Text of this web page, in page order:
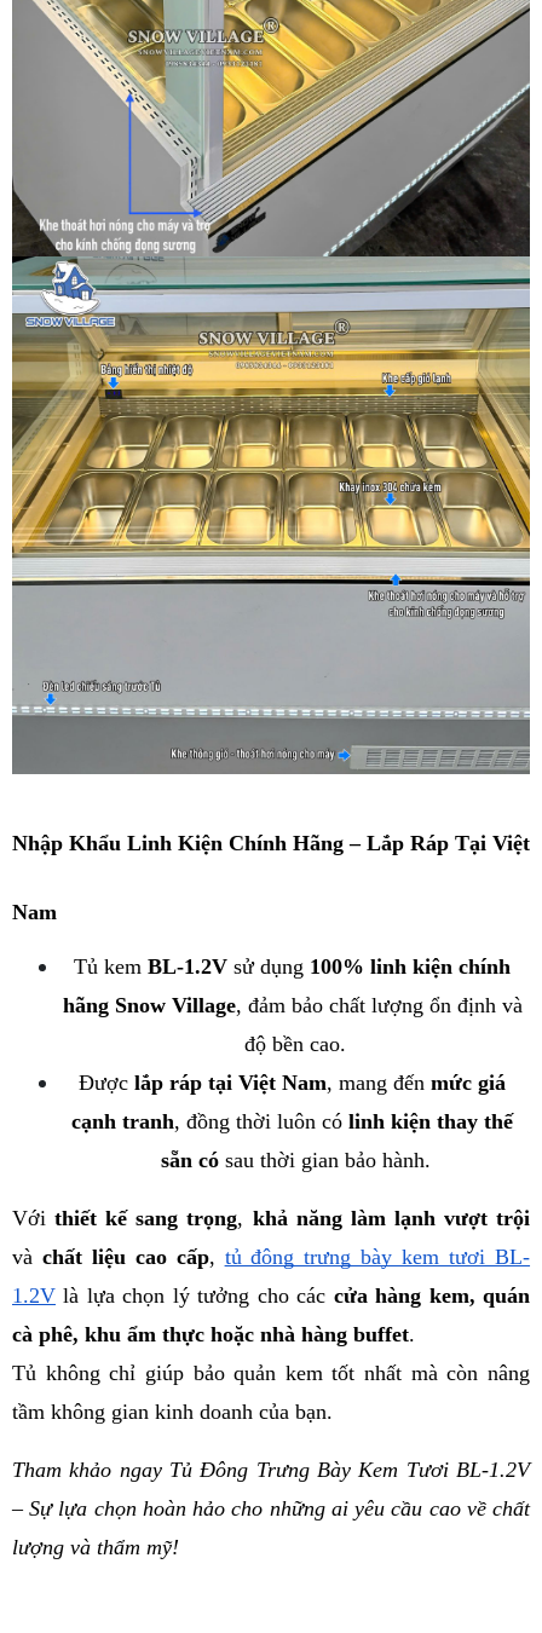
Nhập Khẩu Linh Kiện Chính Hãng – Lắp Ráp Tại Việt
Nam
Tủ kem BL-1.2V sử dụng 100% linh kiện chính
hãng Snow Village, đảm bảo chất lượng ổn định và
độ bền cao.
Được lắp ráp tại Việt Nam, mang đến mức giá
cạnh tranh, đồng thời luôn có linh kiện thay thế
sẵn có sau thời gian bảo hành.
Với thiết kế sang trọng, khả năng làm lạnh vượt trội
và chất liệu cao cấp, tủ đông trưng bày kem tươi BL-
1.2V là lựa chọn lý tưởng cho các cửa hàng kem, quán
cà phê, khu ẩm thực hoặc nhà hàng buffet.
Tủ không chỉ giúp bảo quản kem tốt nhất mà còn nâng
tầm không gian kinh doanh của bạn.
Tham khảo ngay Tủ Đông Trưng Bày Kem Tươi BL-1.2V
– Sự lựa chọn hoàn hảo cho những ai yêu cầu cao về chất
lượng và thẩm mỹ!